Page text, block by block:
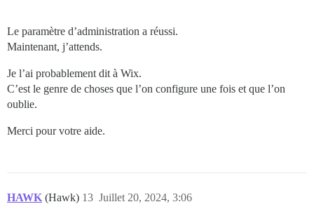
Le paramètre d’administration a réussi.
Maintenant, j’attends.
Je l’ai probablement dit à Wix.
C’est le genre de choses que l’on configure une fois et que l’on
oublie.
Merci pour votre aide.
HAWK (Hawk) Juillet 20, 2024, 3:06
13